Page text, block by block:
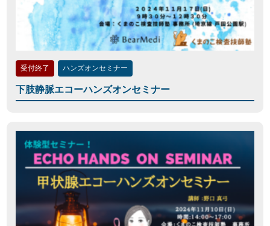
受付終了 ハンズオンセミナー
下肢静脈エコーハンズオンセミナー